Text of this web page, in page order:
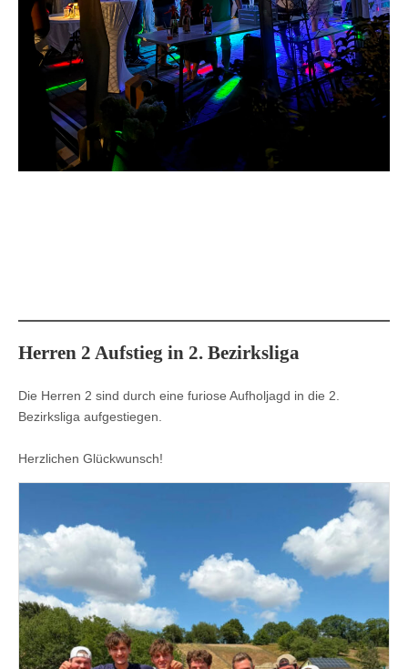
Herren 2 Aufstieg in 2. Bezirksliga
Die Herren 2 sind durch eine furiose Aufholjagd in die 2.
Bezirksliga aufgestiegen.
Herzlichen Glückwunsch!